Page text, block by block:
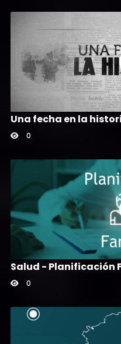
Una fecha en la
0
Salud - Planificación
0